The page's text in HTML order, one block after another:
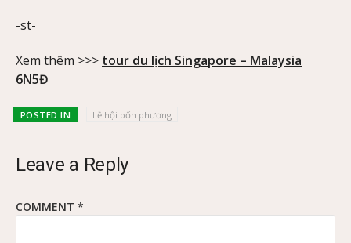
-st-
Xem thêm >>> tour du lịch Singapore – Malaysia
6N5Đ
POSTED IN Lễ hội bốn phương
Leave a Reply
COMMENT *